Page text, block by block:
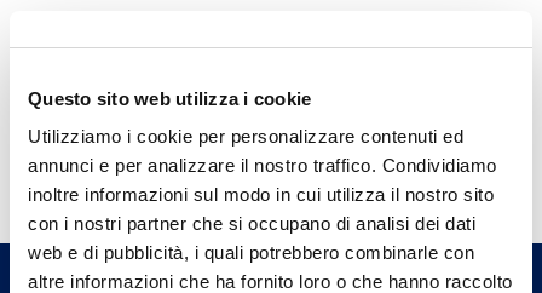
Questo sito web utilizza i cookie
Utilizziamo i cookie per personalizzare contenuti ed
annunci e per analizzare il nostro traffico. Condividiamo
inoltre informazioni sul modo in cui utilizza il nostro sito
con i nostri partner che si occupano di analisi dei dati
web e di pubblicità, i quali potrebbero combinarle con
altre informazioni che ha fornito loro o che hanno raccolto
Hai bisogno di
informazioni?
Trova l'Agenzia più vicina a te e parla con
un nostro Agente.